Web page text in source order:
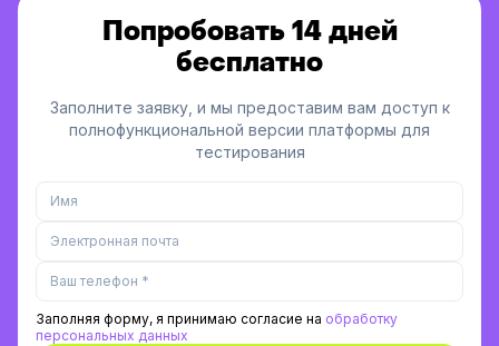
Попробовать 14 дней
бесплатно
Заполните заявку, и мы предоставим вам доступ к
полнофункциональной версии платформы для
тестирования
Заполняя форму, я принимаю согласие на обработку
персональных данных